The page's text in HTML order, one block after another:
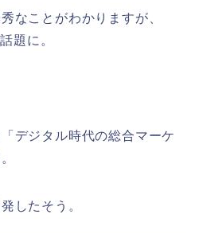
なことがわかりますが、
題に。
デジタル時代の総合マーケ
したそう。